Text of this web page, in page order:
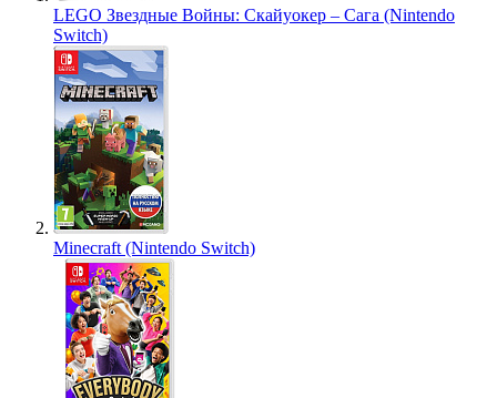
LEGO Звездные Войны: Скайуокер – Сага (Nintendo
Switch)
Minecraft (Nintendo Switch)